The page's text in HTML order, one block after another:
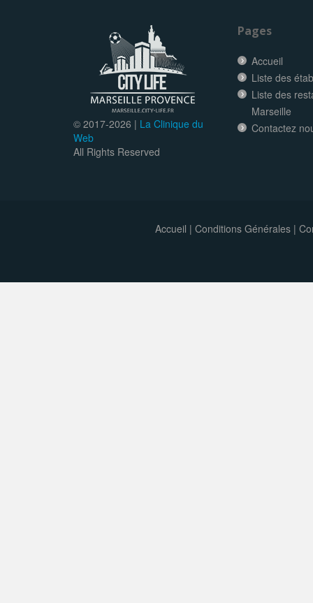
© 2017-2026 | La Clinique du
Web
All Rights Reserved
Pages
Accueil
Liste des
Liste des
Marseille
Contactez
Accueil | Conditions Générales|